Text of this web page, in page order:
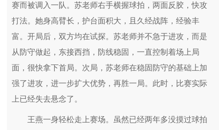
赛而被调入一队。苏老师右手横握球拍，两面反胶，快攻
打法。她身高臂长，护台面积大，且久经战阵，经验丰
富。开局后，双方均在试探。苏老师并不急于进攻，而是
从防守做起，东接西挡，防线稳固，一直控制着场上局
面，很快拿下首局。次局，苏老师在稳固防守的基础上加
强了进攻，进一步扩大优势，再胜一局。此时，比赛实际
上已经失去悬念了。
王燕一身轻松走上赛场。虽然已经两年多没摸过球拍